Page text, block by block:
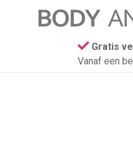
Gratis
Vanaf een